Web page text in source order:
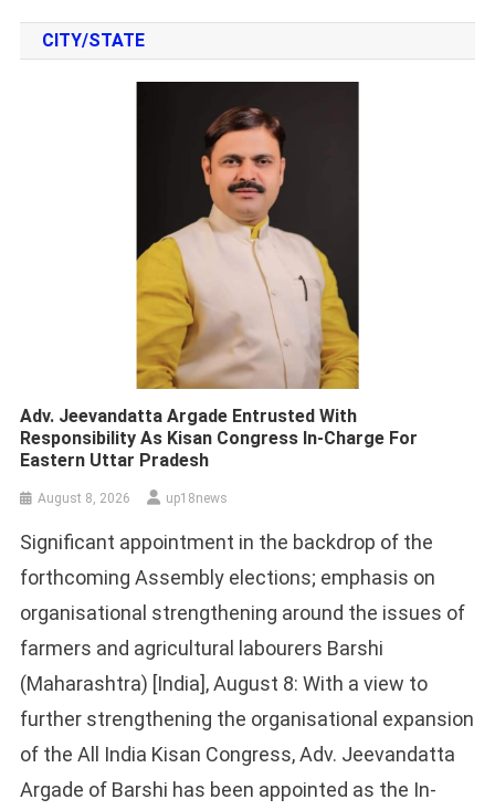
CITY/STATE
Adv. Jeevandatta Argade Entrusted With
Responsibility As Kisan Congress In-Charge For
Eastern Uttar Pradesh
August 8, 2026 up18news
Significant appointment in the backdrop of the
forthcoming Assembly elections; emphasis on
organisational strengthening around the issues of
farmers and agricultural labourers Barshi
(Maharashtra) [India], August 8: With a view to
further strengthening the organisational expansion
of the All India Kisan Congress, Adv. Jeevandatta
Argade of Barshi has been appointed as the In-